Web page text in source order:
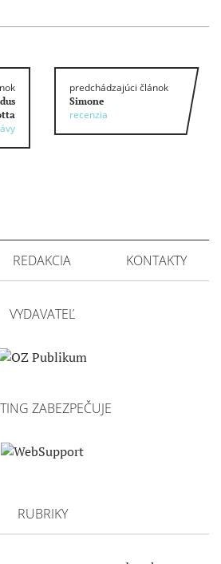
predchádzajúci článok
Simone
recenzia
REDAKCIA KONTAKTY
VYDAVATEĽ
ZABEZPEČUJE
RUBRIKY